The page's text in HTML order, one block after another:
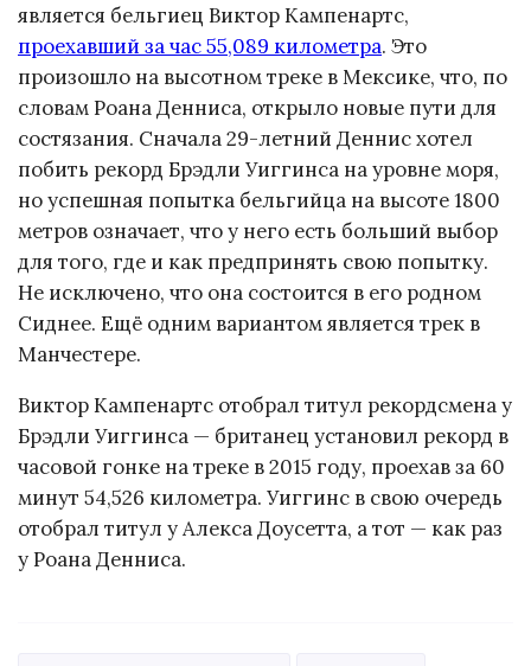
является бельгиец Виктор Кампенартс,
проехавший за час 55,089 километра. Это
произошло на высотном треке в Мексике, что, по
словам Роана Денниса, открыло новые пути для
состязания. Сначала 29-летний Деннис хотел
побить рекорд Брэдли Уиггинса на уровне моря,
но успешная попытка бельгийца на высоте 1800
метров означает, что у него есть больший выбор
для того, где и как предпринять свою попытку.
Не исключено, что она состоится в его родном
Сиднее. Ещё одним вариантом является трек в
Манчестере.
Виктор Кампенартс отобрал титул рекордсмена у
Брэдли Уиггинса — британец установил рекорд в
часовой гонке на треке в 2015 году, проехав за 60
минут 54,526 километра. Уиггинс в свою очередь
отобрал титул у Алекса Доусетта, а тот — как раз
у Роана Денниса.